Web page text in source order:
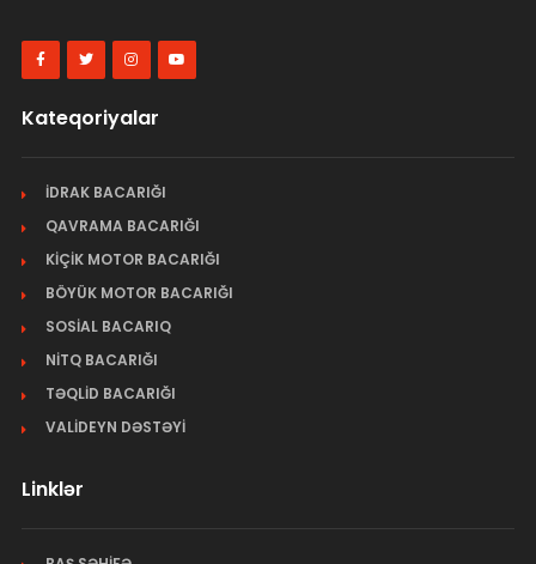
Kateqoriyalar
İDRAK BACARIĞI
QAVRAMA BACARIĞI
KİÇİK MOTOR BACARIĞI
BÖYÜK MOTOR BACARIĞI
SOSİAL BACARIQ
NİTQ BACARIĞI
TƏQLİD BACARIĞI
VALİDEYN DƏSTƏYİ
Linklər